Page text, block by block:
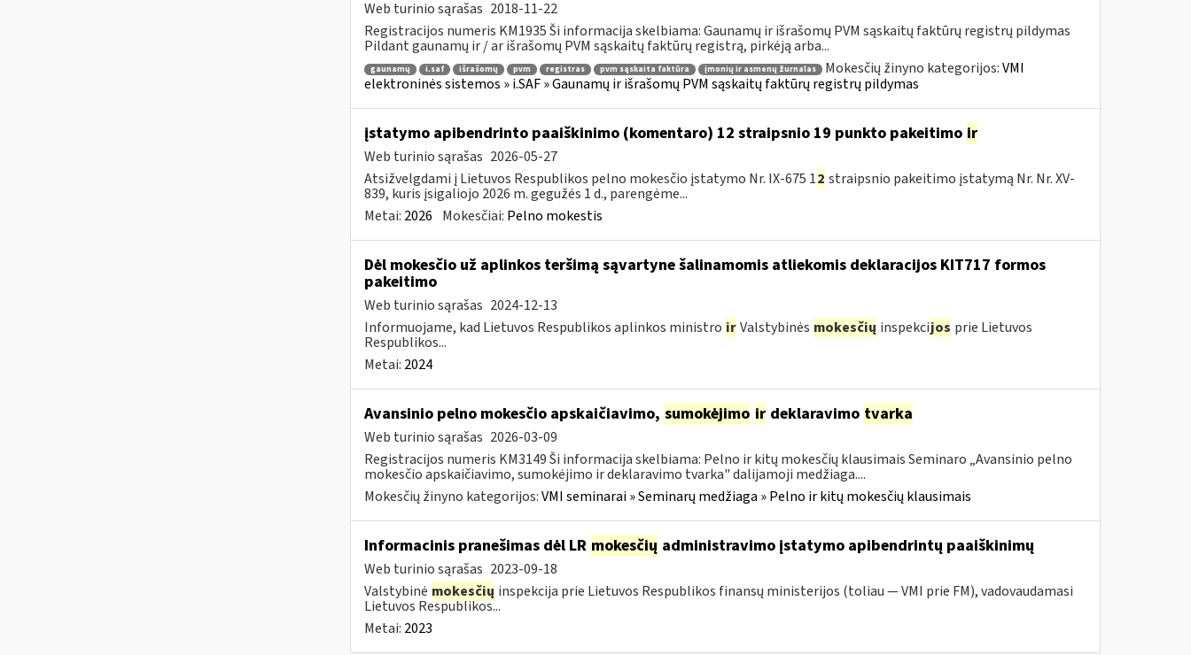
Web turinio sąrašas 2018-11-22
Registracijos numeris KM1935 Ši informacija skelbiama: Gaunamų ir išrašomų PVM sąskaitų faktūrų registrų pildymas
Pildant gaunamų ir / ar išrašomų PVM sąskaitų faktūrų registrą, pirkėją arba...
gaunamų i.saf išrašomų pvm registras pvm sąskaita faktūra įmonių ir asmenų žurnalas Mokesčių žinyno kategorijos:VMI
elektroninės sistemos » i.SAF » Gaunamų ir išrašomų PVM sąskaitų faktūrų registrų pildymas
įstatymo apibendrinto paaiškinimo (komentaro) 12 straipsnio 19 punkto pakeitimo ir
Web turinio sąrašas 2026-05-27
Atsižvelgdami į Lietuvos Respublikos pelno mokesčio įstatymo Nr. IX-675 12 straipsnio pakeitimo įstatymą Nr. Nr. XV-
839, kuris įsigaliojo 2026 m. gegužės 1 d., parengėme...
Metai: 2026 Mokesčiai: Pelno mokestis
Dėl mokesčio už aplinkos teršimą sąvartyne šalinamomis atliekomis deklaracijos KIT717 formos
pakeitimo
Web turinio sąrašas 2024-12-13
Informuojame, kad Lietuvos Respublikos aplinkos ministro ir Valstybinės mokesčių inspekcijos prie Lietuvos
Respublikos...
Metai: 2024
Avansinio pelno mokesčio apskaičiavimo, sumokėjimo irdeklaravimo tvarka
Web turinio sąrašas 2026-03-09
Registracijos numeris KM3149 Ši informacija skelbiama: Pelno ir kitų mokesčių klausimais Seminaro „Avansinio pelno
mokesčio apskaičiavimo, sumokėjimo ir deklaravimo tvarka" dalijamoji medžiaga....
Mokesčių žinyno kategorijos:VMI seminarai » Seminarų medžiaga » Pelno ir kitų mokesčių klausimais
Informacinis pranešimas dėl LR mokesčių administravimo įstatymo apibendrintų paaiškinimų
Web turinio sąrašas 2023-09-18
Valstybinė mokesčių inspekcija prie Lietuvos Respublikos finansų ministerijos (toliau — VMI prie FM), vadovaudamasi
Lietuvos Respublikos...
Metai: 2023